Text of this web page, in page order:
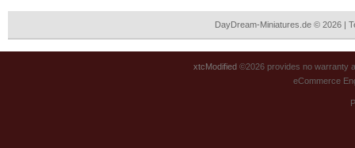
DayDream-Miniatures.de © 2026 |
xtcModified ©2026 provides no warranty
eCommerce